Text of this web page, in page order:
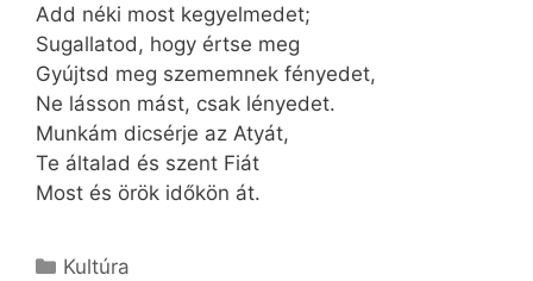
Add néki most kegyelmedet;
Sugallatod, hogy értse meg
Gyújtsd meg szememnek fényedet,
Ne lásson mást, csak lényedet.
Munkám dicsérje az Atyát,
Te általad és szent Fiát
Most és örök időkön át.
Kategória
Kultúra